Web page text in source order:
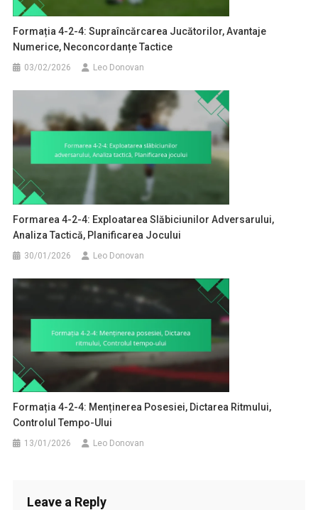
Formația 4-2-4: Supraîncărcarea Jucătorilor, Avantaje
Numerice, Neconcordanțe Tactice
03/02/2026 Leo Donovan
Formarea 4-2-4: Exploatarea Slăbiciunilor Adversarului,
Analiza Tactică, Planificarea Jocului
30/01/2026 Leo Donovan
Formația 4-2-4: Menținerea Posesiei, Dictarea Ritmului,
Controlul Tempo-Ului
13/01/2026 Leo Donovan
Leave a Reply